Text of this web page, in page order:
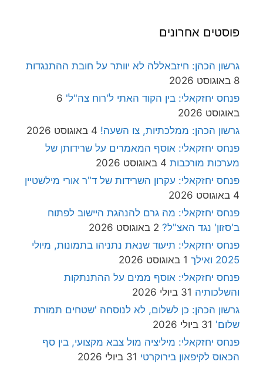
פוסטים אחרונים
גרשון הכהן: חיזבאללה לא יוותר על חובת ההתנגדות
8 באוגוסט 2026
פנחס יחזקאלי: בין הקוד האתי ל'רוח צה"ל' 6
באוגוסט 2026
גרשון הכהן: ממלכתיות, צו השעה! 4 באוגוסט 2026
פנחס יחזקאלי: אוסף המאמרים על שרידותן של
מערכות מורכבות 4 באוגוסט 2026
פנחס יחזקאלי: עקרון השרידות של ד"ר אורי מילשטיין
4 באוגוסט 2026
פנחס יחזקאלי: מה גרם להנהגת היישוב לפתוח
ב'סזון' נגד האצ"ל? 2 באוגוסט 2026
פנחס יחזקאלי: תיעוד שנאת נתניהו בתמונות, מיולי
2025 ואילך
1 באוגוסט 2026
פנחס יחזקאלי: אוסף ממים על ההתנתקות
והשלכותיה 31 ביולי 2026
גרשון הכהן: כן לשלום, לא לנוסחה 'שטחים תמורת
שלום' 31 ביולי 2026
פנחס יחזקאלי: מיליציה מול צבא מקצועי, בין סף
הכאוס לקיפאון בירוקרטי 31 ביולי 2026